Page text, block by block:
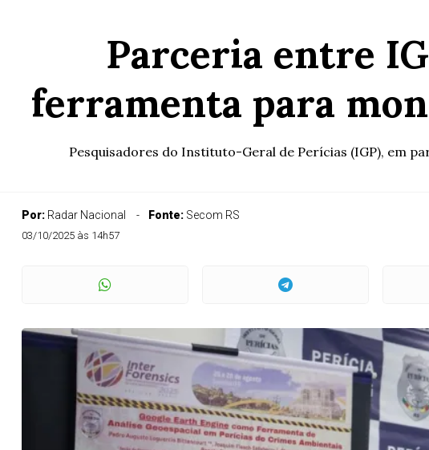
Parceria entre
ferramenta para
Pesquisadores do Instituto-Geral de Perícias (IGP), em
Por: Radar Nacional Fonte: Secom RS
03/10/2025 às 14h57